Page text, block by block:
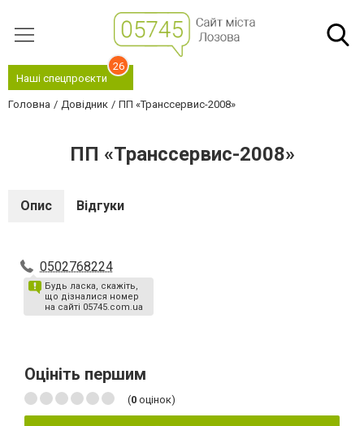
Наші спецпроєкти
26
Головна Довідник ПП «Транссервис-2008»
ПП «Транссервис-2008»
Опис Відгуки
0502768224
Будь ласка, скажіть,
що дізналися номер
на сайті 05745.com.ua
Оцініть першим
(0 оцінок)